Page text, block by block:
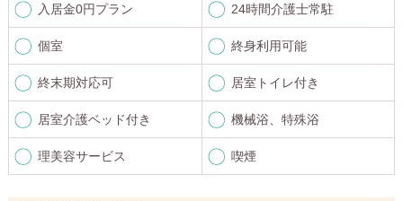
入居金0円プラン 24時間介護士常駐
個室 終身利用可能
終末期対応可 居室トイレ付き
居室介護ベッド付き 機械浴、特殊浴
理美容サービス 喫煙